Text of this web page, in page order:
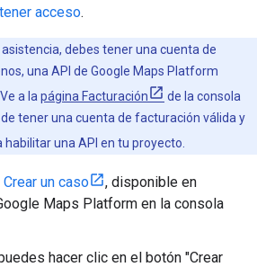
acceso.
debes tener una cuenta de
una API de Google Maps Platform
a la página Facturación
de la consola
tener una cuenta de facturación válida y
habilitar una API en tu proyecto.
Crear un caso
, disponible en
Maps Platform en la consola
hacer clic en el botón "Crear